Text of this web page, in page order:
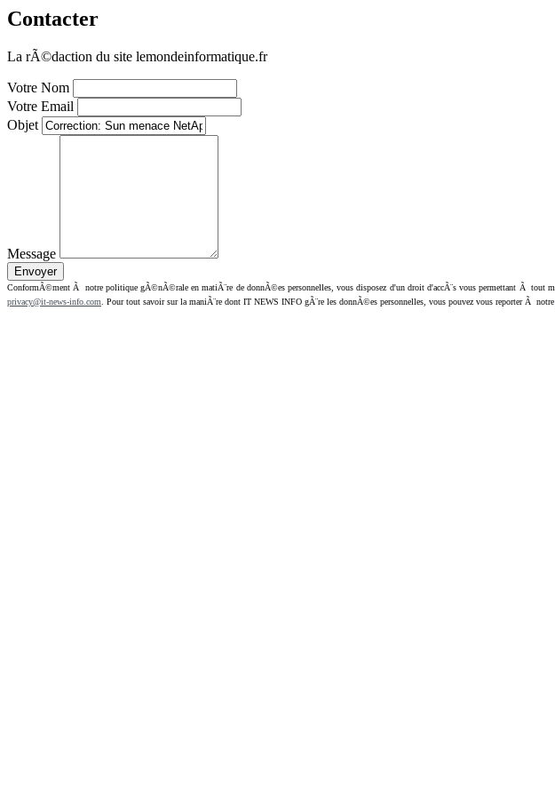
Contacter
La rÃ©daction du site lemondeinformatique.fr
Votre Nom
Votre Email
Objet
Message
ConformÃ©ment Ã notre politique gÃ©nÃ©rale en matiÃ¨re de donnÃ©es personnelles, vous disposez d'un droit d'accÃ¨s vous permettant Ã tout
privacy@it-news-info.com . Pour tout savoir sur la maniÃ¨re dont IT NEWS INFO gÃ¨re les donnÃ©es personnelles, vous pouvez vous reporter Ã notre